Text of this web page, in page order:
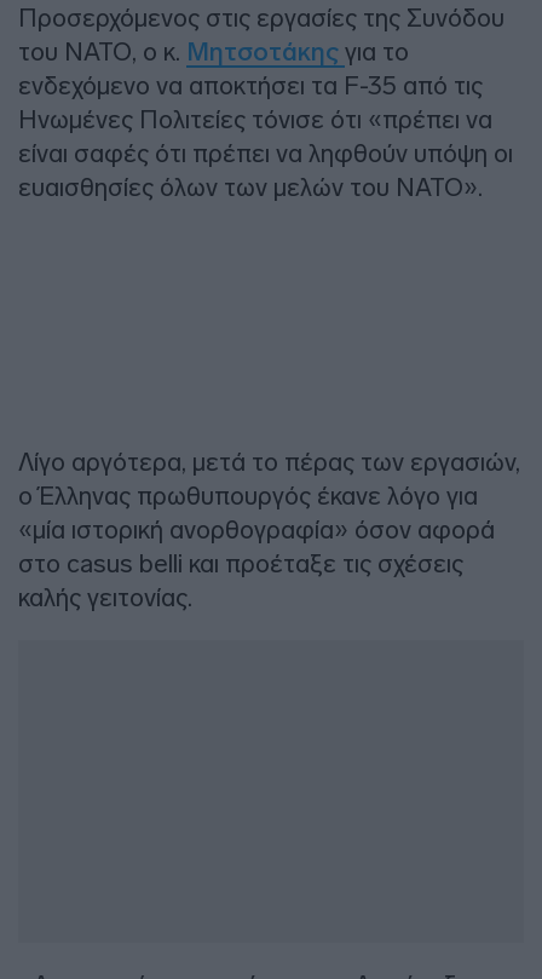
Προσερχόμενος στις εργασίες της Συνόδου
του ΝΑΤΟ, ο κ. Μητσοτάκης για το
ενδεχόμενο να αποκτήσει τα F-35 από τις
Ηνωμένες Πολιτείες τόνισε ότι «πρέπει να
είναι σαφές ότι πρέπει να ληφθούν υπόψη οι
ευαισθησίες όλων των μελών του NATO».
Λίγο αργότερα, μετά το πέρας των εργασιών,
ο Έλληνας πρωθυπουργός έκανε λόγο για
«μία ιστορική ανορθογραφία» όσον αφορά
στο casus belli και προέταξε τις σχέσεις
καλής γειτονίας.